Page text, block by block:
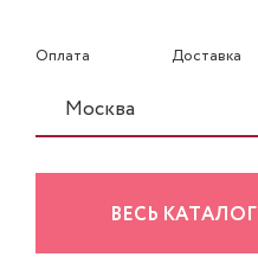
Оплата Доставка
Москва
ВЕСЬ КАТАЛОГ